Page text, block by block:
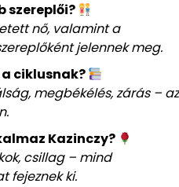
szereplői?
nő, valamint a
jelennek meg.
ciklusnak?
megbékélés, zárás – az
Kazinczy?
csillag – mind
fejeznek ki.